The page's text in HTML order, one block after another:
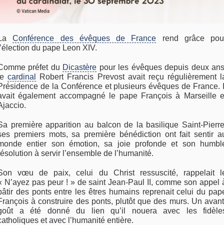
Conférence des évêques de France rend grâce
du pape Leon XIV.
préfet du Dicastère pour les évêques depuis deux
cardinal
Robert Francis Prevost avait reçu régulièrement
de la Conférence et plusieurs évêques de France.
également accompagné le pape François à Marseille
première apparition au balcon de la basilique Saint-
premiers mots, sa première bénédiction ont fait sentir
entier son émotion, sa joie profonde et son
à servir l’ensemble de l’humanité.
vœu de paix, celui du Christ ressuscité, rappelait
N’ayez pas peur ! » de saint Jean-Paul II, comme son appel
des ponts entre les êtres humains reprenait celui du
à construire des ponts, plutôt que des murs. Un
a été donné du lien qu’il nouera avec les
et avec l’humanité entière.